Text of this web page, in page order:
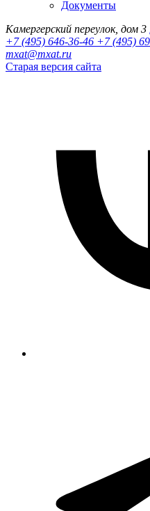
Документы
Камергерский переулок, дом 3
+7 (495) 646-36-46 +7 (495)
mxat@mxat.ru
Старая версия сайта